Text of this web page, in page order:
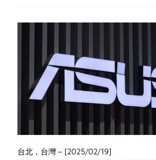
台北，台灣 – [2025/02/19]